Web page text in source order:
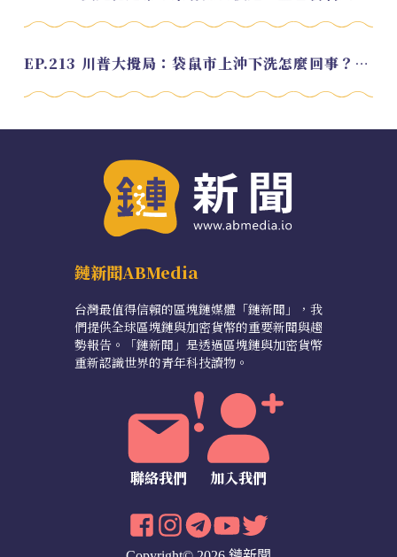
EP.213 川普大攪局：袋鼠市上沖下洗怎麼回事？feat. Alvin
鏈新聞ABMedia
台灣最值得信賴的區塊鏈媒體「鏈新聞」，我
們提供全球區塊鏈與加密貨幣的重要新聞與趨
勢報告。「鏈新聞」是透過區塊鏈與加密貨幣
重新認識世界的青年科技讀物。
聯絡我們 加入我們